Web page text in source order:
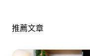
推薦文章